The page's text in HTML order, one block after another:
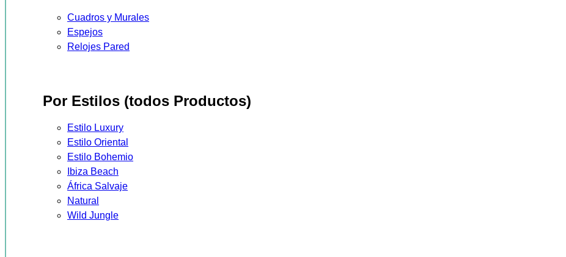
Cuadros y Murales
Espejos
Relojes Pared
Por Estilos (todos Productos)
Estilo Luxury
Estilo Oriental
Estilo Bohemio
Ibiza Beach
África Salvaje
Natural
Wild Jungle